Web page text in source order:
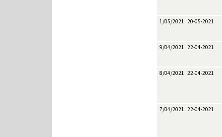
1/05/2021 20-05-2021
9/04/2021 22-04-2021
8/04/2021 22-04-2021
7/04/2021 22-04-2021